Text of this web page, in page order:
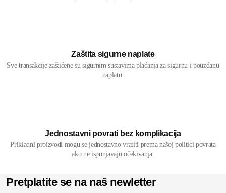
Zaštita sigurne naplate
Sve transakcije zaštićene su sigurnim sustavima plaćanja za sigurnu i pouzdanu
naplatu.
Jednostavni povrati bez komplikacija
Prikladni proizvodi mogu se jednostavno vratiti prema našoj politici povrata
ako ne ispunjavaju očekivanja.
Pretplatite se na naš newletter